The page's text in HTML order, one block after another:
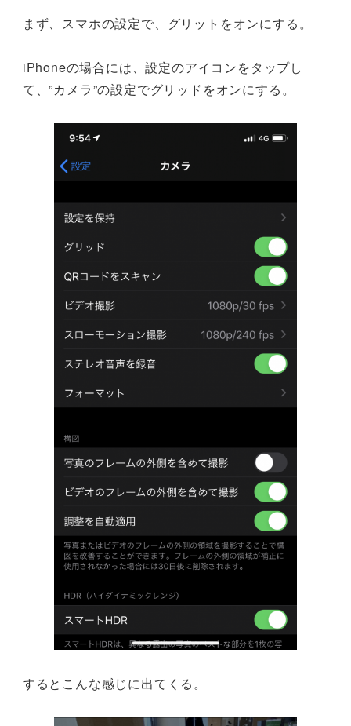
まず、スマホの設定で、グリットをオンにする。
iPhoneの場合には、設定のアイコンをタップし
て、”カメラ”の設定でグリッドをオンにする。
するとこんな感じに出てくる。